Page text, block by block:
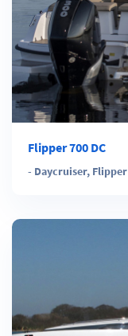
Flipper 700 DC
- Daycruiser, Flipper